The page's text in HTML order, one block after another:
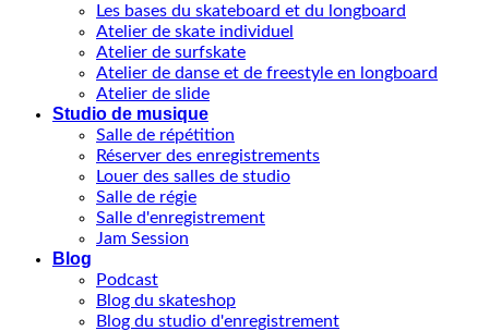
Les bases du skateboard et du longboard
Atelier de skate individuel
Atelier de surfskate
Atelier de danse et de freestyle en longboard
Atelier de slide
Studio de musique
Salle de répétition
Réserver des enregistrements
Louer des salles de studio
Salle de régie
Salle d'enregistrement
Jam Session
Blog
Podcast
Blog du skateshop
Blog du studio d'enregistrement